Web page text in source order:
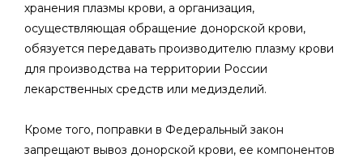
хранения плазмы крови, а организация,
осуществляющая обращение донорской крови,
обязуется передавать производителю плазму крови
для производства на территории России
лекарственных средств или медизделий.
Кроме того, поправки в Федеральный закон
запрещают вывоз донорской крови, ее компонентов